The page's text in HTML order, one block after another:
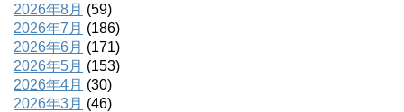
2026年8月 (59)
2026年7月 (186)
2026年6月 (171)
2026年5月 (153)
2026年4月 (30)
2026年3月 (46)